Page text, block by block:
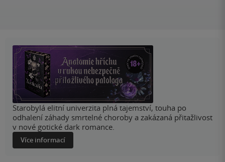
Starobylá elitní univerzita plná tajemství, touha po
odhalení záhady smrtelné choroby a zakázaná přitažlivost
v nové gotické dark romance.
Více informací